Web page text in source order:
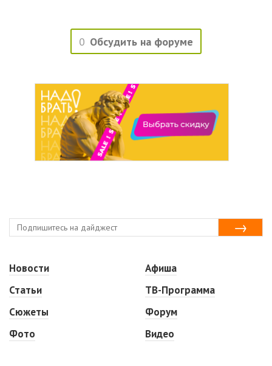
0 Обсудить на форуме
Новости
Статьи
Сюжеты
Фото
Афиша
ТВ-Программа
Форум
Видео